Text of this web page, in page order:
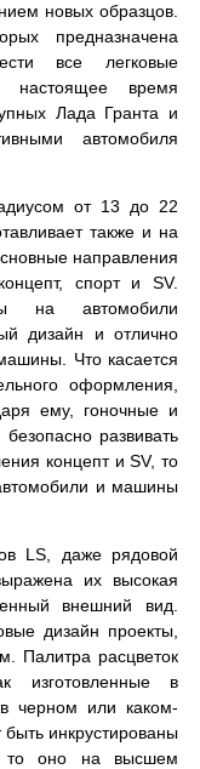
новых образцов.
предназначена
все легковые
настоящее время
Лада Гранта и
автомобиля
от 13 до 22
также и на
направления
спорт и SV.
на автомобили
дизайн и отлично
Что касается
оформления,
ему, гоночные и
развивать
концепт и SV, то
и машины
LS, даже рядовой
их высокая
внешний вид.
дизайн проекты,
Палитра расцветок
изготовленные в
черном или каком-
инкрустированы
то оно на высшем